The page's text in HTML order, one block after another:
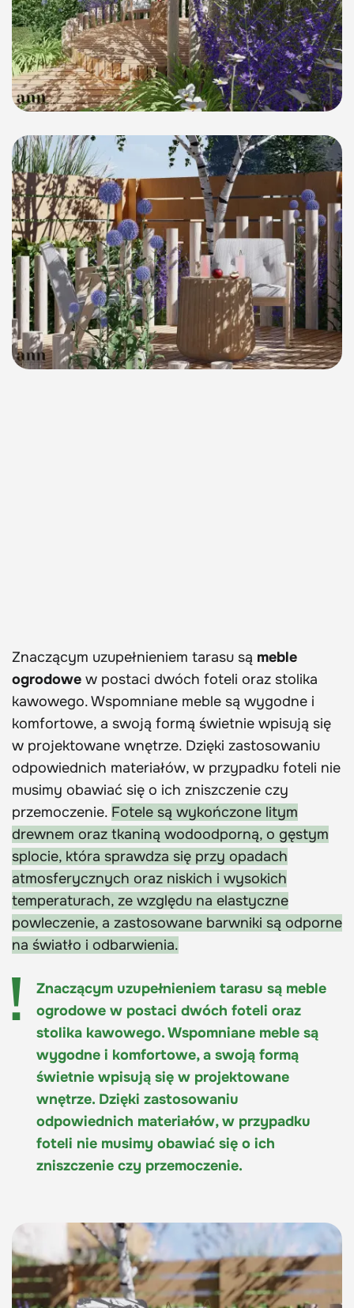
Znaczącym uzupełnieniem tarasu są meble
ogrodowe w postaci dwóch foteli oraz stolika
kawowego. Wspomniane meble są wygodne i
komfortowe, a swoją formą świetnie wpisują się
w projektowane wnętrze. Dzięki zastosowaniu
odpowiednich materiałów, w przypadku foteli nie
musimy obawiać się o ich zniszczenie czy
przemoczenie. Fotele są wykończone litym
drewnem oraz tkaniną wodoodporną, o gęstym
splocie, która sprawdza się przy opadach
atmosferycznych oraz niskich i wysokich
temperaturach, ze względu na elastyczne
powleczenie, a zastosowane barwniki są odporne
na światło i odbarwienia.
Znaczącym uzupełnieniem tarasu są meble
ogrodowe w postaci dwóch foteli oraz
stolika kawowego. Wspomniane meble są
wygodne i komfortowe, a swoją formą
świetnie wpisują się w projektowane
wnętrze. Dzięki zastosowaniu
odpowiednich materiałów, w przypadku
foteli nie musimy obawiać się o ich
zniszczenie czy przemoczenie.